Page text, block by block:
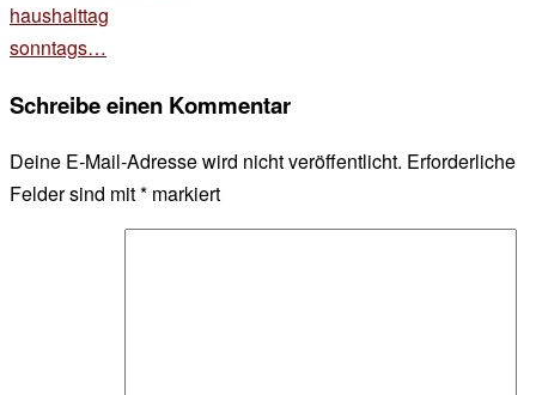
Beitragsnavigation
haushalttag
sonntags…
Schreibe einen Kommentar
Deine E-Mail-Adresse wird nicht veröffentlicht. Erforderliche
Felder sind mit* markiert